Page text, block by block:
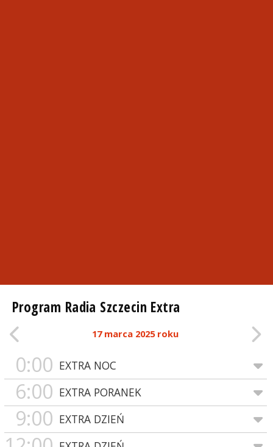
Program Radia Szczecin Extra
17 marca 2025 roku
0:00 EXTRA NOC
6:00 EXTRA PORANEK
9:00 EXTRA DZIEŃ